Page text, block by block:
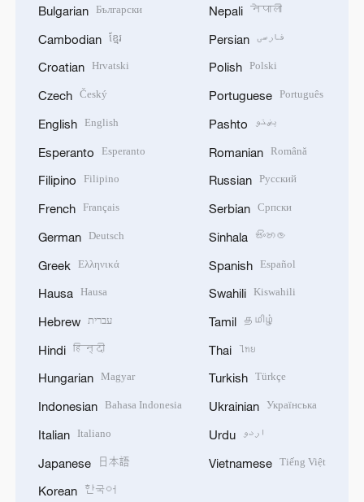
Bulgarian Български
Cambodian ខ្មែរ
Croatian Hrvatski
Czech Český
English English
Esperanto Esperanto
Filipino Filipino
French Français
German Deutsch
Greek Ελληνικά
Hausa Hausa
Hebrew עברית
Hindi हिन्दी
Hungarian Magyar
Indonesian Bahasa Indonesia
Italian Italiano
Japanese 日本語
Korean 한국어
Nepali नेपाली
Persian فارسی
Polish Polski
Portuguese Português
Pashto پښتو
Romanian Română
Russian Русский
Serbian Српски
Sinhala සිංහල
Spanish Español
Swahili Kiswahili
Tamil தமிழ்
Thai ไทย
Turkish Türkçe
Ukrainian Українська
Urdu اردو
Vietnamese Tiếng Việt